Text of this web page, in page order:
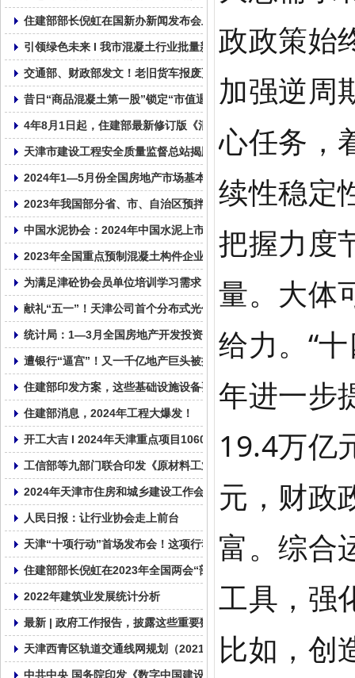
住建部部长倪虹在国新办新闻发布会上介绍住房城乡建设事业高质
引领绿色未来 I 我市混凝土行业批量新能源车辆投入使用
交通部、财政部发文！老旧货车报废更新补贴标准来了，购新能源
昔日“商品混凝土第一股”锁定“市值退市”，资金被实控人占超1亿元
4年8月1日起，住建部最新修订版《混凝土结构设计标准》GB/
天津市建设工程安全质量监督总站揭牌成立
2024年1—5月份全国房地产市场基本情况
2023年我国部分省、市、自治区预拌混凝土产量统计表！
中国水泥协会：2024年中国水泥上市公司综合实力排名
2023年全国重点预制混凝土构件企业产量
为满足津砼协会员单位培训学习需求，帮助会员单位普及相关的
献礼“五一”！天津公司首个分布式光伏发电并网成功！
统计局：1—3月全国房地产开发投资22082亿元，同比下降9.5%
遭银行“逼宫”！又一千亿地产巨头被提出清盘申请
住建部印发方案，这些基础设施设备要更新！
住建部消息，2024年工程大爆发！
开工大吉 I 2024年天津重点项目1060个， 总投资2.01万亿！
工信部等九部门联合印发《原材料工业数字化转型工作方案（
2024年天津市住房和城乡建设工作会议召开
人民日报：让行业协会走上前台
天津“十项行动”首场发布会！这项行动摆在首要位置！
住建部部长倪虹在2023年全国两会“部长通道”答记者问
2022年建筑业发展统计分析
最新 | 政府工作报告，披露这些重要数据！
天津西青区轨道交通线网规划（2021—2035年）草案公示 含三条
中共中央 国务院印发《数字中国建设整体布局规划》
政政策始
加强逆周
心任务，
续性稳定
把握力度
量。大体
给力。“
年进一步
19.4万亿
元，财政
富。综合
工具，强
比如，创